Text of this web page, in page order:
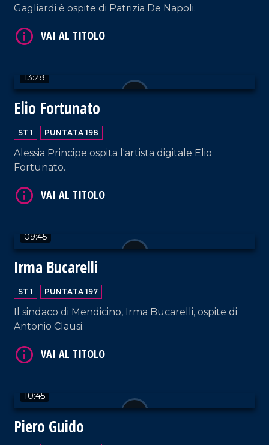
Gagliardi è ospite di Patrizia De Napoli.
13:28
Elio Fortunato
ST 1 PUNTATA 198
Alessia Principe ospita l'artista digitale Elio
Fortunato.
09:45
Irma Bucarelli
ST 1 PUNTATA 197
Il sindaco di Mendicino, Irma Bucarelli, ospite di
Antonio Clausi.
10:45
Piero Guido
VAI AL TITOLO
VAI AL TITOLO